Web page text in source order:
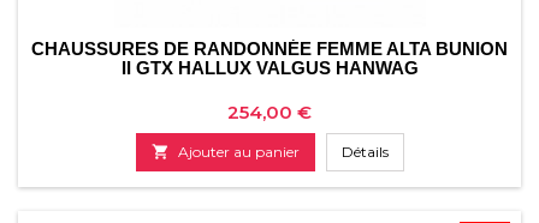
CHAUSSURES DE RANDONNÉE FEMME ALTA BUNION
II GTX HALLUX VALGUS HANWAG
Prix
254,00 €
 Ajouter au panier Détails